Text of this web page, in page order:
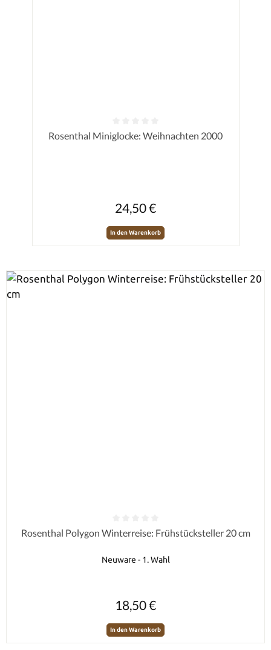
Durchschnittliche Bewertung von 0 von 5 Sternen
Rosenthal Miniglocke: Weihnachten 2000
24,50 €
In den Warenkorb
Durchschnittliche Bewertung von 0 von 5 Sternen
Rosenthal Polygon Winterreise: Frühstücksteller 20 cm
Neuware - 1. Wahl
18,50 €
In den Warenkorb